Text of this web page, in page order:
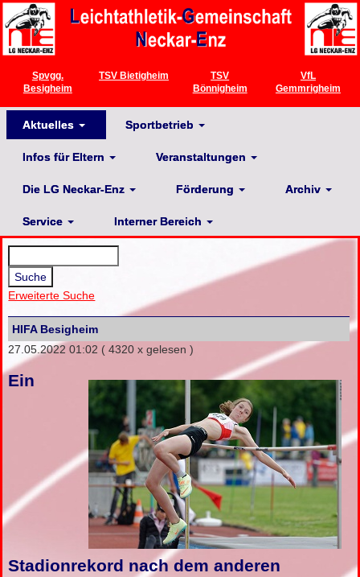
Spvgg.
Besigheim
TSV Bietigheim
TSV
Bönnigheim
VfL
Gemmrigheim
Aktuelles Sportbetrieb
Infos für Eltern Veranstaltungen
Die LG Neckar-Enz Förderung Archiv
Service Interner Bereich
Erweiterte Suche
HIFA Besigheim
27.05.2022 01:02 ( 4320 x gelesen )
Ein
Stadionrekord nach dem anderen